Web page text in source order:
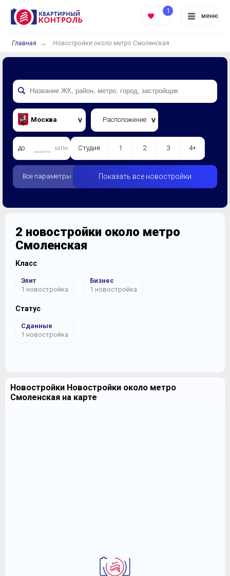
меню
1
Главная Новостройки около метро Смоленская
Москва Расположение
до млн. Студия 1 2 3 4+
Все параметры Показать все новостройки
2 новостройки около метро
Смоленская
Класс
Элит
1 новостройка
Бизнес
1 новостройка
Статус
Сданные
1 новостройка
Новостройки Новостройки около метро
Смоленская на карте